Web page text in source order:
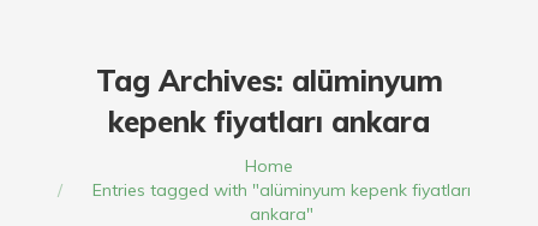
Tag Archives: alüminyum
kepenk fiyatları ankara
Home
Entries tagged with "alüminyum kepenk fiyatları
ankara"